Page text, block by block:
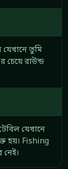
তুমি
চেয়ে রাউন্ড
যেখানে
হয়। Fishing